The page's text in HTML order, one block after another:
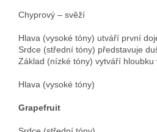
Chyprový – svěží
Hlava (vysoké tóny) utváří první
Srdce (střední tóny) představuje
Základ (nízké tóny) vytváří hloubku
Hlava (vysoké tóny)
Grapefruit